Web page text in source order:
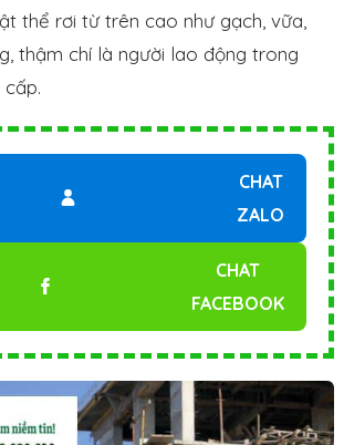
thể rơi từ trên cao như gạch, vữa,
thậm chí là người lao động trong
CHAT
ZALO
CHAT
FACEBOOK